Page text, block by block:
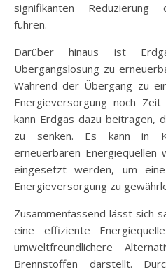
signifikanten Reduzierung
führen.
Darüber hinaus ist
Übergangslösung zu
Während der Übergang zu
Energieversorgung noch
kann Erdgas dazu beitragen,
zu senken. Es kann in
erneuerbaren Energiequellen
eingesetzt werden, um
Energieversorgung zu
Zusammenfassend lässt sich
eine effiziente
umweltfreundlichere
Brennstoffen darstellt.